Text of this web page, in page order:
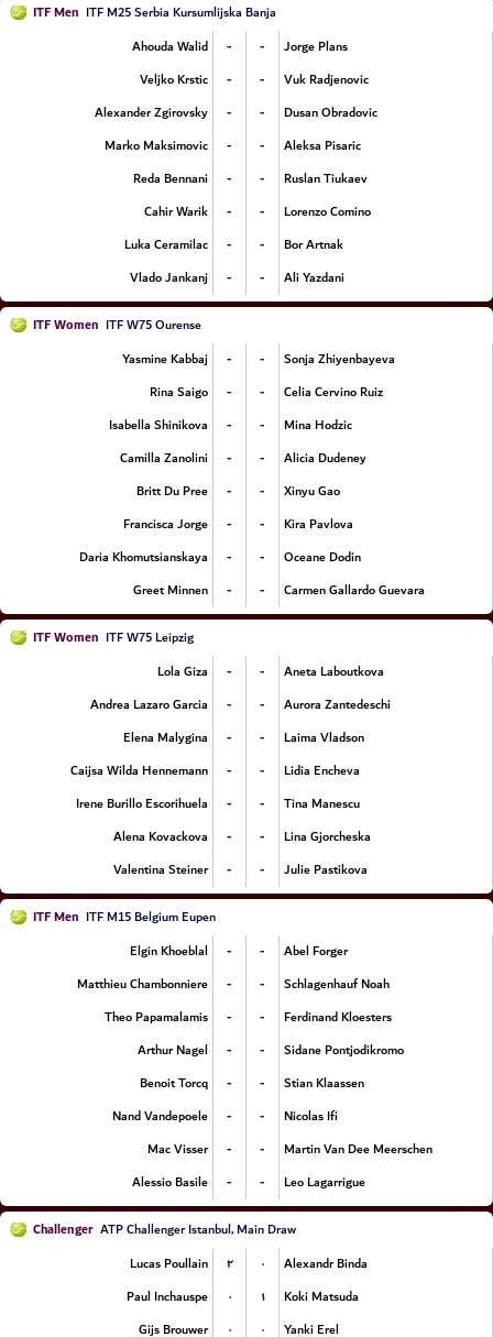
ITF Men ITF M25 Serbia Kursumlijska Banja
Ahouda Walid
- -
Jorge Plans
Veljko Krstic
- -
Vuk Radjenovic
Alexander Zgirovsky
- -
Dusan Obradovic
Marko Maksimovic
- -
Aleksa Pisaric
Reda Bennani
- -
Ruslan Tiukaev
Cahir Warik
- -
Lorenzo Comino
Luka Ceramilac
- -
Bor Artnak
Vlado Jankanj
- - Ali Yazdani
ITF Women ITF W75 Ourense
Yasmine Kabbaj
- -
Sonja Zhiyenbayeva
Rina Saigo
- -
Celia Cervino Ruiz
Isabella Shinikova
- -
Mina Hodzic
Camilla Zanolini
- -
Alicia Dudeney
Britt Du Pree
- -
Xinyu Gao
Francisca Jorge
- -
Kira Pavlova
Daria Khomutsianskaya
- -
Oceane Dodin
Greet Minnen
- - Carmen Gallardo Guevara
ITF Women ITF W75 Leipzig
Lola Giza
- -
Aneta Laboutkova
Andrea Lazaro Garcia
- -
Aurora Zantedeschi
Elena Malygina
- -
Laima Vladson
Caijsa Wilda Hennemann
- -
Lidia Encheva
Irene Burillo Escorihuela
- -
Tina Manescu
Alena Kovackova
- -
Lina Gjorcheska
Valentina Steiner
- - Julie Pastikova
ITF Men ITF M15 Belgium Eupen
Elgin Khoeblal
- -
Abel Forger
Matthieu Chambonniere
- -
Schlagenhauf Noah
Theo Papamalamis
- -
Ferdinand Kloesters
Arthur Nagel
- -
Sidane Pontjodikromo
Benoit Torcq
- -
Stian Klaassen
Nand Vandepoele
- -
Nicolas Ifi
Mac Visser
- -
Martin Van Dee Meerschen
Alessio Basile
- - Leo Lagarrigue
Challenger ATP Challenger Istanbul, Main Draw
Lucas Poullain
۲ ۰
Alexandr Binda
Paul Inchauspe
۰ ۱
Koki Matsuda
Gijs Brouwer
۰ ۰ Yanki Erel